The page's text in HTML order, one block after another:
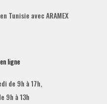
Tunisie avec ARAMEX
ligne
de 9h à 17h,
9h à 13h